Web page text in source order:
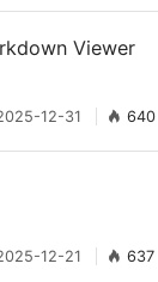
Viewer
12-31 640
12-21 637